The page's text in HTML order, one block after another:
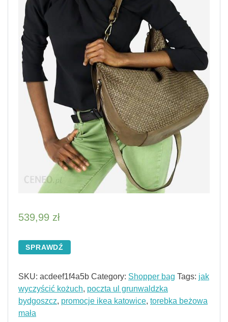
539,99 zł
SPRAWDŹ
SKU: acdeef1f4a5b Category: Shopper bag Tags: jak
wyczyścić kożuch, poczta ul grunwaldzka
bydgoszcz, promocje ikea katowice, torebka beżowa
mała